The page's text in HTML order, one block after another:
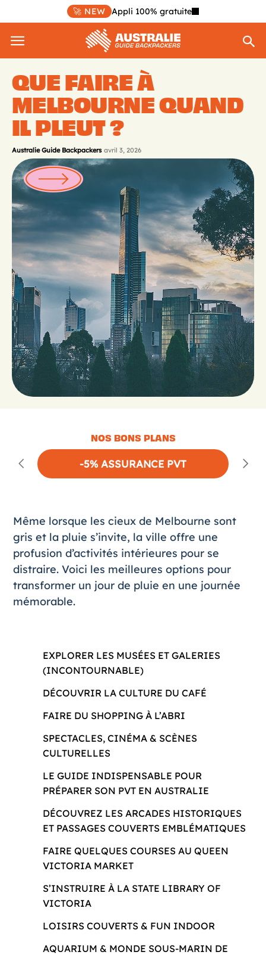
🚀 NEW Appli 100% gratuite
QUE FAIRE À
MELBOURNE QUAND
IL PLEUT ?
Australie Guide Backpackers avril 3, 2026
NOS BONS PLANS
-5% ASSURANCE PVT
Même lorsque les cieux de Melbourne sont
gris et la pluie s’invite, la ville offre une
profusion d’activités intérieures pour se
distraire. Voici les meilleures options pour
transformer un jour de pluie en une journée
mémorable.
EXPLORER LES MUSÉES ET GALERIES
(INCONTOURNABLE)
DÉCOUVRIR LA CULTURE DU CAFÉ
FAIRE DU SHOPPING À L’ABRI
SPECTACLES, CINÉMA & SCÈNES
CULTURELLES
LE GUIDE INDISPENSABLE POUR
PRÉPARER SON PVT EN AUSTRALIE
DÉCOUVREZ LES ARCADES HISTORIQUES
ET PASSAGES COUVERTS EMBLÉMATIQUES
FAIRE QUELQUES COURSES AU QUEEN
VICTORIA MARKET
S’INSTRUIRE À LA STATE LIBRARY OF
VICTORIA
LOISIRS COUVERTS & FUN INDOOR
AQUARIUM & MONDE SOUS-MARIN DE